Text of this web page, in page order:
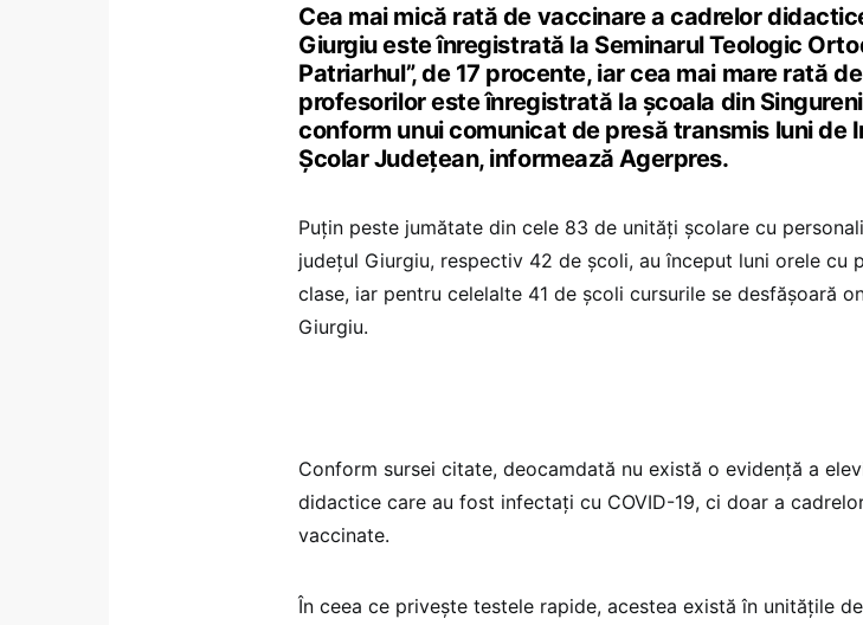
Cea mai mică rată de vaccinare a cadrelor
Giurgiu este înregistrată la Seminarul Teologic
Patriarhul”, de 17 procente, iar cea mai mare rată
profesorilor este înregistrată la şcoala din
conform unui comunicat de presă transmis luni de
Şcolar Judeţean, informează Agerpres.
Puţin peste jumătate din cele 83 de unităţi şcolare cu
judeţul Giurgiu, respectiv 42 de şcoli, au început luni orele cu
clase, iar pentru celelalte 41 de şcoli cursurile se desfășoară
Giurgiu.
Conform sursei citate, deocamdată nu există o evidenţă a
didactice care au fost infectaţi cu COVID-19, ci doar a
vaccinate.
În ceea ce priveşte testele rapide, acestea există în unităţile